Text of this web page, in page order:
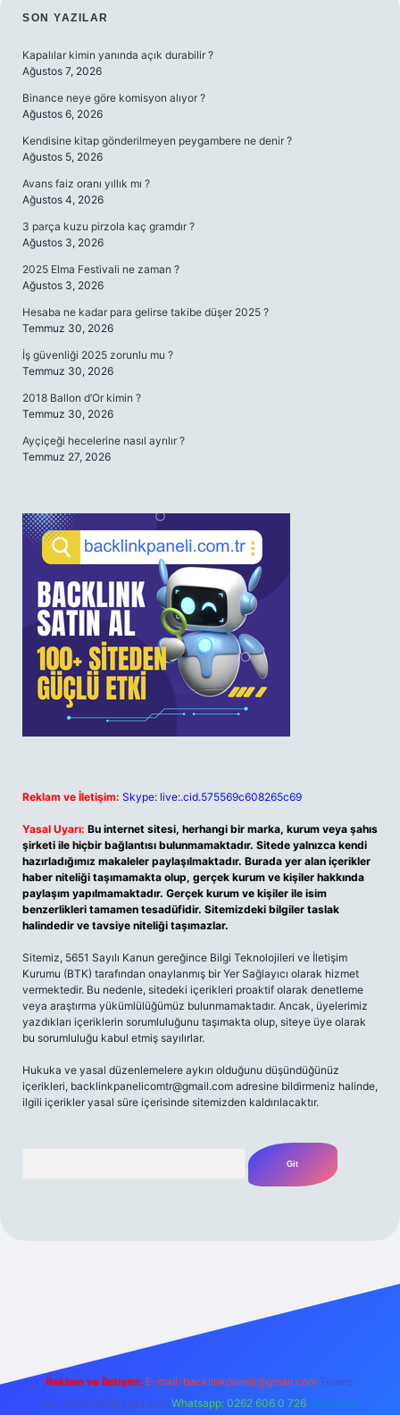
SIDEBAR
SON YAZILAR
Kapalılar kimin yanında açık durabilir ?
Ağustos 7, 2026
Binance neye göre komisyon alıyor ?
Ağustos 6, 2026
Kendisine kitap gönderilmeyen peygambere ne denir ?
Ağustos 5, 2026
Avans faiz oranı yıllık mı ?
Ağustos 4, 2026
3 parça kuzu pirzola kaç gramdır ?
Ağustos 3, 2026
2025 Elma Festivali ne zaman ?
Ağustos 3, 2026
Hesaba ne kadar para gelirse takibe düşer 2025 ?
Temmuz 30, 2026
İş güvenliği 2025 zorunlu mu ?
Temmuz 30, 2026
2018 Ballon d’Or kimin ?
Temmuz 30, 2026
Ayçiçeği hecelerine nasıl ayrılır ?
Temmuz 27, 2026
Reklam ve İletişim: Skype: live:.cid.575569c608265c69
Yasal Uyarı: Bu internet sitesi, herhangi bir marka, kurum veya şahıs
şirketi ile hiçbir bağlantısı bulunmamaktadır. Sitede yalnızca kendi
hazırladığımız makaleler paylaşılmaktadır. Burada yer alan içerikler
haber niteliği taşımamakta olup, gerçek kurum ve kişiler hakkında
paylaşım yapılmamaktadır. Gerçek kurum ve kişiler ile isim
benzerlikleri tamamen tesadüfidir. Sitemizdeki bilgiler taslak
halindedir ve tavsiye niteliği taşımazlar.
Sitemiz, 5651 Sayılı Kanun gereğince Bilgi Teknolojileri ve İletişim
Kurumu (BTK) tarafından onaylanmış bir Yer Sağlayıcı olarak hizmet
vermektedir. Bu nedenle, sitedeki içerikleri proaktif olarak denetleme
veya araştırma yükümlülüğümüz bulunmamaktadır. Ancak, üyelerimiz
yazdıkları içeriklerin sorumluluğunu taşımakta olup, siteye üye olarak
bu sorumluluğu kabul etmiş sayılırlar.
Hukuka ve yasal düzenlemelere aykırı olduğunu düşündüğünüz
içerikleri, backlinkpanelicomtr@gmail.com adresine bildirmeniz halinde,
ilgili içerikler yasal süre içerisinde sitemizden kaldırılacaktır.
Reklam ve İletişim: E-mail: backlinkpaneli@gmail.com Teams:
forumhizmeti@gmail.com Whatsapp: 0262 606 0 726 Telegram: